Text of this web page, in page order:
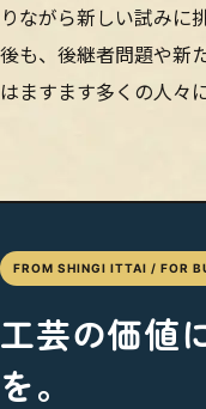
りながら新しい試みに
後も、後継者問題や新
はますます多くの人々
FROM SHINGI ITTAI / FOR
工芸の価値
を。